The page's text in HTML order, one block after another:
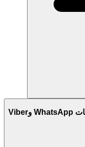
هل يمكنني الاستمرار في استخدام مكالمات WhatsApp وViber